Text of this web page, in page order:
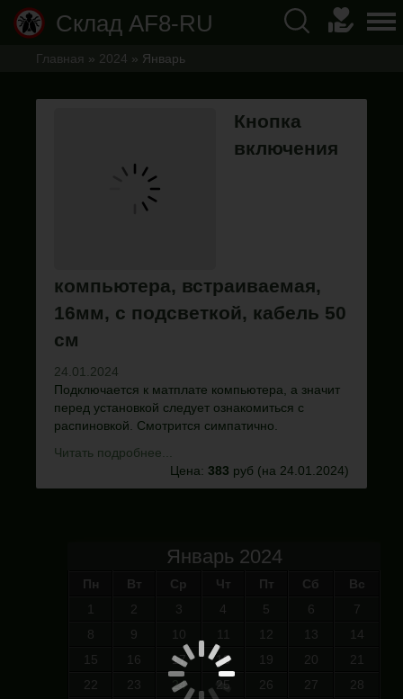
Склад AF8-RU
Главная » 2024 » Январь
Кнопка
включения
компьютера, встраиваемая,
16мм, с подсветкой, кабель 50
см
24.01.2024
Подключается к матплате компьютера, а значит
перед установкой следует ознакомиться с
распиновкой. Смотрится симпатично.
Читать подробнее...
Цена: 383 руб (на 24.01.2024)
Январь 2024
Пн Вт Ср Чт Пт Сб
Вс
2 3 4 5 6
7
8
9 10 12 13
14
15
16 17 18 19 20
21
22
23 24 25 26 27
28